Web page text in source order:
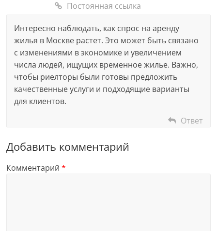
Постоянная ссылка
Интересно наблюдать, как спрос на аренду
жилья в Москве растет. Это может быть связано
с изменениями в экономике и увеличением
числа людей, ищущих временное жилье. Важно,
чтобы риелторы были готовы предложить
качественные услуги и подходящие варианты
для клиентов.
Ответ
Добавить комментарий
Комментарий*